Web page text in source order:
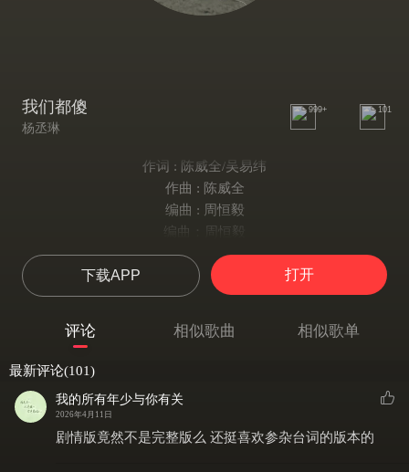
我们都傻
杨丞琳
999+ 101
作词 : 陈威全/吴易纬
作曲 : 陈威全
编曲 : 周恒毅
编曲：周恒毅
计算着为你流下了多少眼泪
就代表又对我的心 撒了多少谎
但每次我都选择 选择相信 相信你是爱我的
看你装无辜的眼神 我很窒息
你说我傻 傻在爱上 只懂爱自己的人
我说你傻 傻在爱他 你的眼睛骗不了人
下载APP 打开
评论 相似歌曲 相似歌单
最新评论(101)
我的所有年少与你有关
2026年4月11日
剧情版竟然不是完整版么 还挺喜欢参杂台词的版本的